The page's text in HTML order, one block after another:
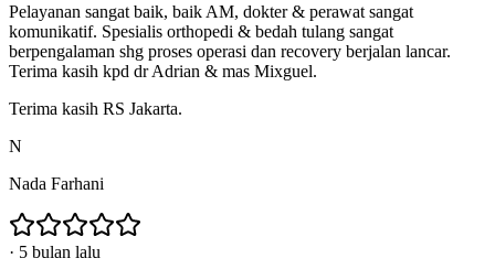
Pelayanan sangat baik, baik AM, dokter & perawat sangat
komunikatif. Spesialis orthopedi & bedah tulang sangat
berpengalaman shg proses operasi dan recovery berjalan lancar.
Terima kasih kpd dr Adrian & mas Mixguel.
Terima kasih RS Jakarta.
N
Nada Farhani
· 5 bulan lalu